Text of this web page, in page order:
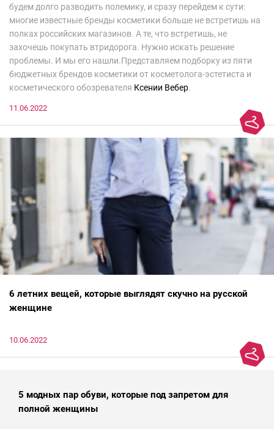
будем долго разводить полемику, и сразу перейдем к сути:
многие известные бренды косметики больше не встретишь на
полках российских магазинов. А те, что встретишь, не
захочешь покупать втридорога. Нужно искать решение
проблемы. И мы его нашли.Представляем подборку из пяти
бюджетных брендов косметики от косметолога-эстетиста и
косметического обозревателя Ксении Вебер.
11.06.2022
6 летних вещей, которые выглядят скучно на русской
женщине
10.06.2022
5 модных пар обуви, которые под запретом для
полной женщины